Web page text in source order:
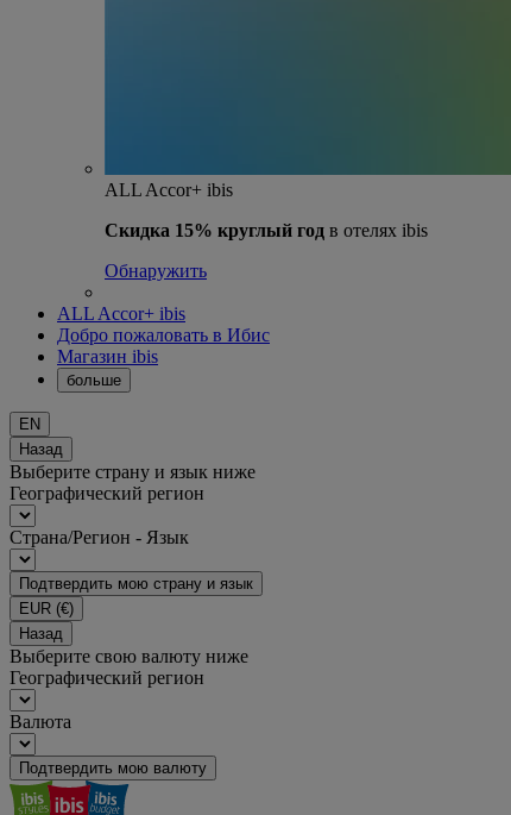
ALL Accor+ ibis
Скидка 15% круглый год в отелях ibis
Обнаружить
ALL Accor+ ibis
Добро пожаловать в Ибис
Магазин ibis
больше
EN
Назад
Выберите страну и язык ниже
Географический регион
Страна/Регион - Язык
Подтвердить мою страну и язык
EUR (€)
Назад
Выберите свою валюту ниже
Географический регион
Валюта
Подтвердить мою валюту